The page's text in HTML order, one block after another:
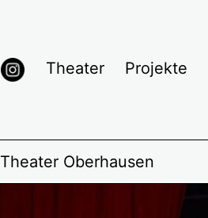
Theater Projekte
Theater Oberhausen